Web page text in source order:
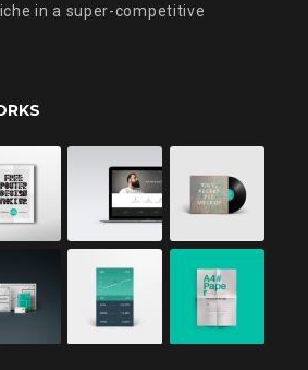
in a super-competitive